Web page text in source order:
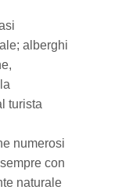
alberghi
turista
numerosi
con
naturale